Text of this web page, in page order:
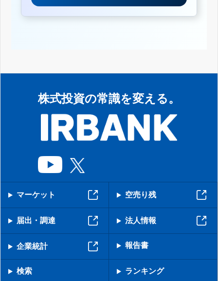
株式投資の常識を変える。
マーケット 空売り残
届出・調達 法人情報
企業統計 報告書
検索 ランキング